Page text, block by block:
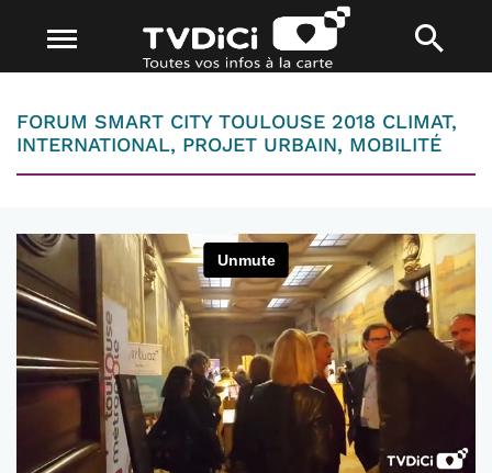
FORUM SMART CITY TOULOUSE 2018 CLIMAT,
INTERNATIONAL, PROJET URBAIN, MOBILITÉ